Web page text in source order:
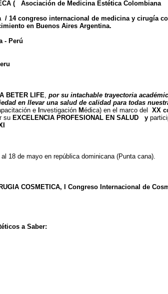
( Asociación de Medicina Estética Colombiana
14 congreso internacional de medicina y cirugía
en Buenos Aires Argentina.
- Perú
BETER LIFE, por su intachable trayectoria
en llevar una salud de calidad para todas
eI nvestigación Médica) en el marco del XX
su EXCELENCIA PROFESIONAL EN SALUD y
18 de mayo en república dominicana (Punta cana).
COSMETICA, I Congreso Internacional de
a Saber: